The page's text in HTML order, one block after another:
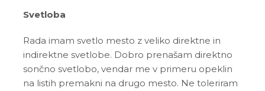
Svetloba
Rada imam svetlo mesto z veliko direktne in
indirektne svetlobe. Dobro prenašam direktno
sončno svetlobo, vendar me v primeru opeklin
na listih premakni na drugo mesto. Ne toleriram